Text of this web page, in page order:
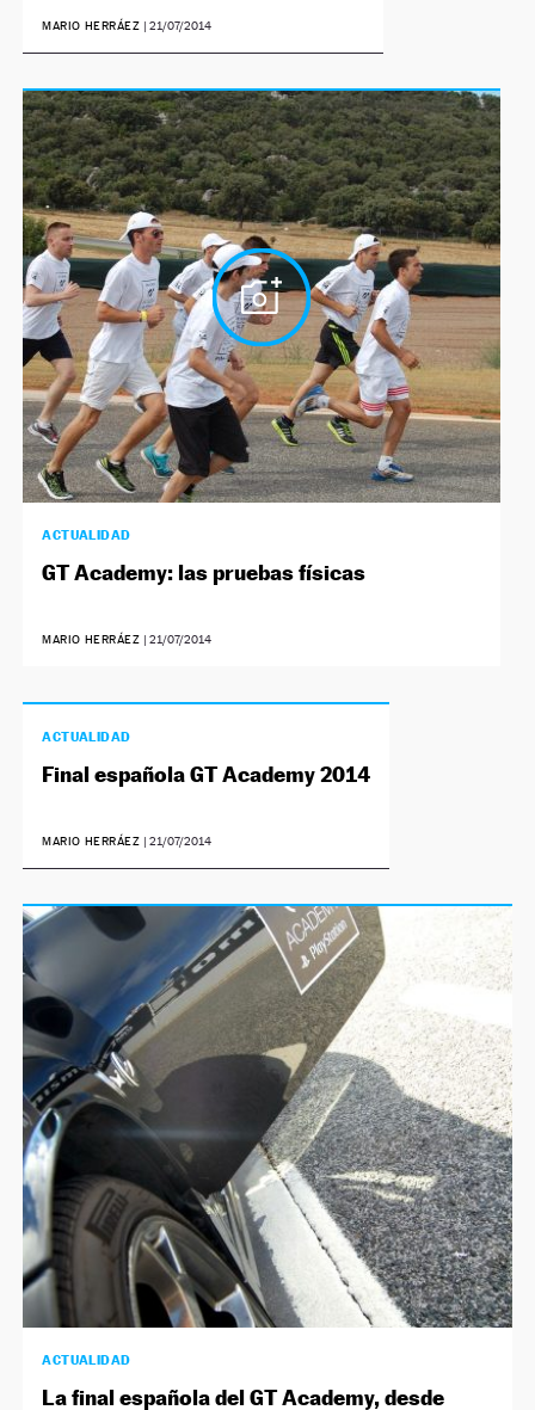
MARIO HERRÁEZ | 21/07/2014
ACTUALIDAD
GT Academy: las pruebas físicas
MARIO HERRÁEZ 21/07/2014
ACTUALIDAD
Final española GT Academy 2014
MARIO HERRÁEZ | 21/07/2014
ACTUALIDAD
La final española del GT Academy, desde